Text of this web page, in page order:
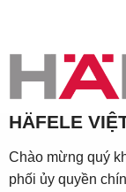
HÄFELE
Chào mừng quý
phối ủy quyền